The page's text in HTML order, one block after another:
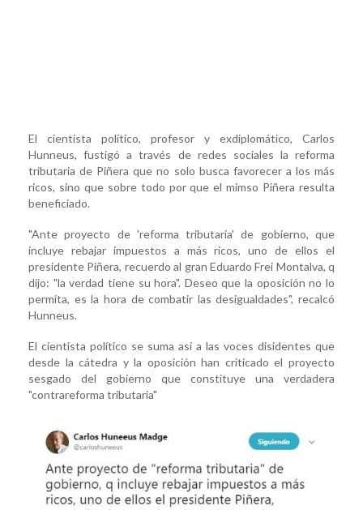
El cientista político, profesor y exdiplomático, Carlos
Hunneus, fustigó a través de redes sociales la reforma
tributaria de Piñera que no solo busca favorecer a los más
ricos, sino que sobre todo por que el mimso Piñera resulta
beneficiado.
"Ante proyecto de 'reforma tributaria' de gobierno, que
incluye rebajar impuestos a más ricos, uno de ellos el
presidente Piñera, recuerdo al gran Eduardo Frei Montalva, q
dijo: "la verdad tiene su hora". Deseo que la oposición no lo
permita, es la hora de combatir las desigualdades", recalcó
Hunneus.
El cientista político se suma así a las voces disidentes que
desde la cátedra y la oposición han criticado el proyecto
sesgado del gobierno que constituye una verdadera
"contrareforma tributaria"